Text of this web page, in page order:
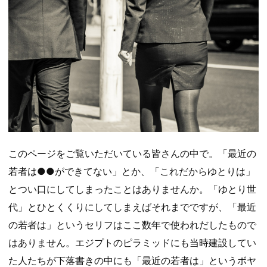
このページをご覧いただいている皆さんの中で。「最近の
若者は●●ができてない」とか、「これだからゆとりは」
とつい口にしてしまったことはありませんか。「ゆとり世
代」とひとくくりにしてしまえばそれまでですが、「最近
の若者は」というセリフはここ数年で使われだしたもので
はありません。エジプトのピラミッドにも当時建設してい
た人たちが下落書きの中にも「最近の若者は」というボヤ